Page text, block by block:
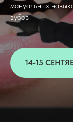
мануальных
зубов
14-15